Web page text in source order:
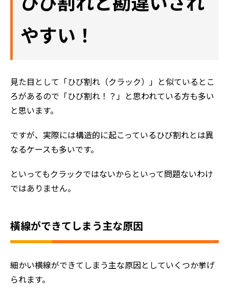
やすい！
見た目として「ひび割れ（クラック）」と似ているとこ
ろがあるので「ひび割れ！？」と思われている方も多い
と思います。
ですが、実際には構造的に起こっているひび割れとは異
なるケースも多いです。
といってもクラックではないからといって問題ないわけ
ではありません。
橫線ができてしまう主な原因
細かい横線ができてしまう主な原因としていくつか挙げ
られます。